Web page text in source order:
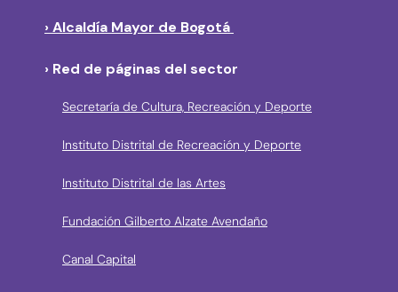
› Alcaldía Mayor de Bogotá
› Red de páginas del sector
Secretaría de Cultura, Recreación y Deporte
Instituto Distrital de Recreación y Deporte
Instituto Distrital de las Artes
Fundación Gilberto Alzate Avendaño
Canal Capital